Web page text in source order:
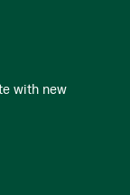
with new